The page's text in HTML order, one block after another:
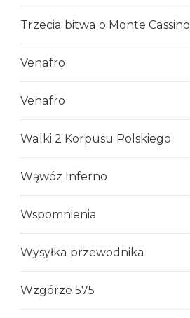
Trzecia bitwa o Monte Cassino
Venafro
Venafro
Walki 2 Korpusu Polskiego
Wąwóz Inferno
Wspomnienia
Wysyłka przewodnika
Wzgórze 575